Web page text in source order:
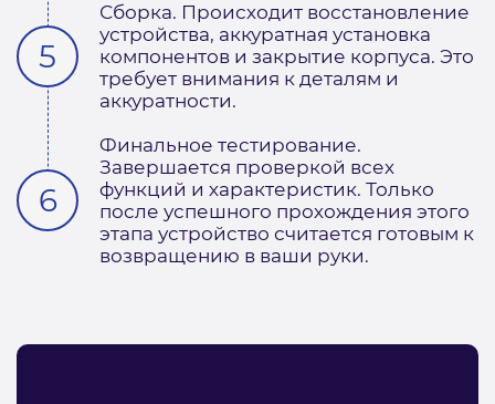
Сборка. Происходит восстановление
устройства, аккуратная установка
компонентов и закрытие корпуса. Это
требует внимания к деталям и
аккуратности.
Финальное тестирование.
Завершается проверкой всех
функций и характеристик. Только
после успешного прохождения этого
этапа устройство считается готовым к
возвращению в ваши руки.